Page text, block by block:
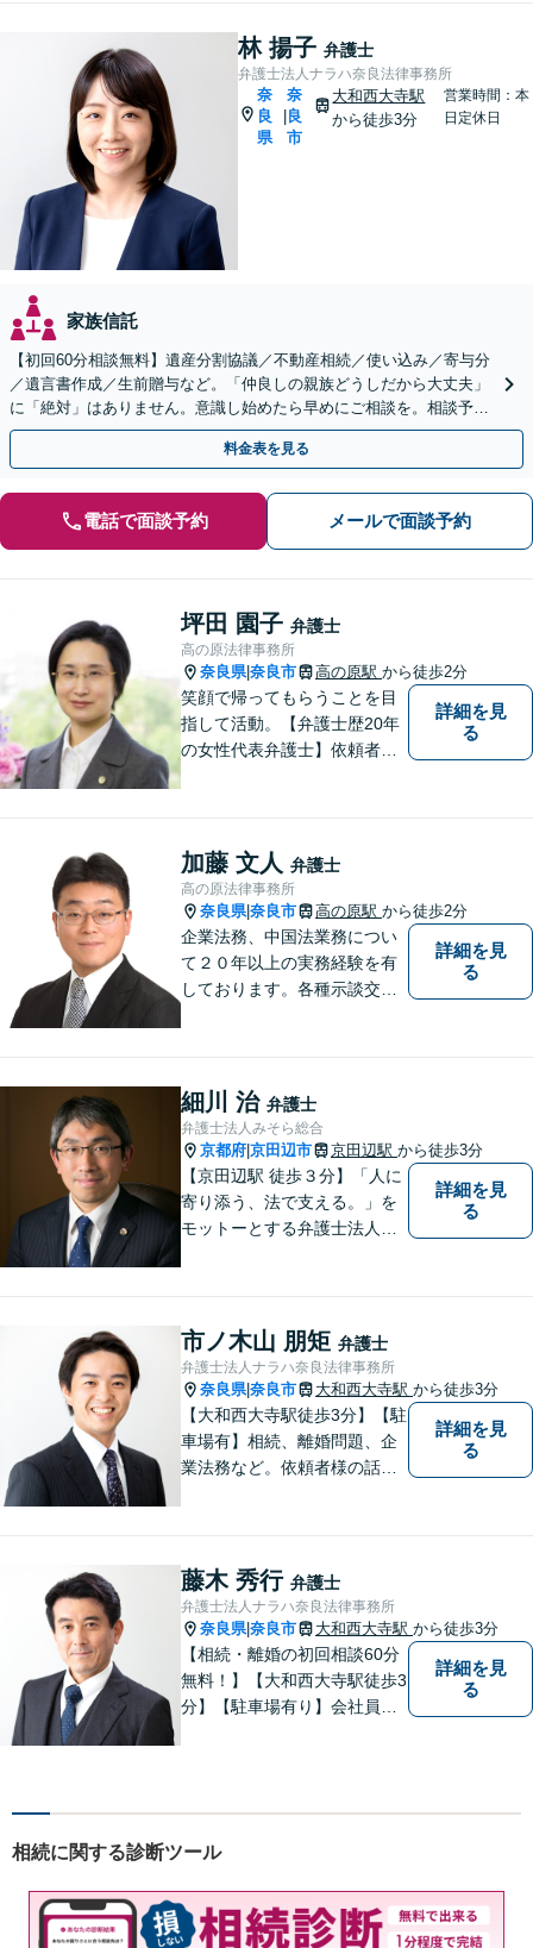
林 揚子 弁護士
弁護士法人ナラハ奈良法律事務所
奈
良
県
奈
良
市
大和西大寺駅
から徒歩3分
営業時間：本
日定休日
家族信託
【初回60分相談無料】遺産分割協議／不動産相続／使い込み／寄与分
／遺言書作成／生前贈与など。「仲良しの親族どうしだから大丈夫」
に「絶対」はありません。意識し始めたら早めにご相談を。相談予約
をネットから24時間受付可能です【土曜・夜間対応可】
料金表を見る
電話で面談予約 メールで面談予約
坪田 園子 弁護士
高の原法律事務所
奈良県|奈良市 高の原駅 から徒歩2分
笑顔で帰ってもらうことを目
指して活動。【弁護士歴20年
の女性代表弁護士】依頼者の
お任せください！あなたのお
悩み、とことんお聞きしま
す。
詳細を見
る
加藤 文人 弁護士
高の原法律事務所
奈良県|奈良市 高の原駅 から徒歩2分
企業法務、中国法業務につい
て２０年以上の実務経験を有
しております。各種示談交
詳細を見
る
細川 治 弁護士
弁護士法人みそら総合
京都府 京田辺市 京田辺駅 から徒歩3分
【京田辺駅 徒歩３分】「人に
寄り添う、法で支える。」を
モットーとする弁護士法人で
詳細を見
る
市ノ木山 朋矩 弁護士
弁護士法人ナラハ奈良法律事務所
奈良県|奈良市 大和西大寺駅 から徒歩3分
【大和西大寺駅徒歩3分】【駐
車場有】相続、離婚問題、企
業法務など。依頼者様の話を
と聞いても良いのかな」など
と思わず、ぜひ一度ご相談く
ださい。【お子様連れ相談
可】
詳細を見
る
藤木 秀行 弁護士
弁護士法人ナラハ奈良法律事務所
奈良県|奈良市 大和西大寺駅 から徒歩3分
【相続・離婚の初回相談60分
無料！】【大和西大寺駅徒歩3
分】【駐車場有り】会社員を
ましたら、どうぞお気軽にご
相談可】
詳細を見
る
相続に関する診断ツール